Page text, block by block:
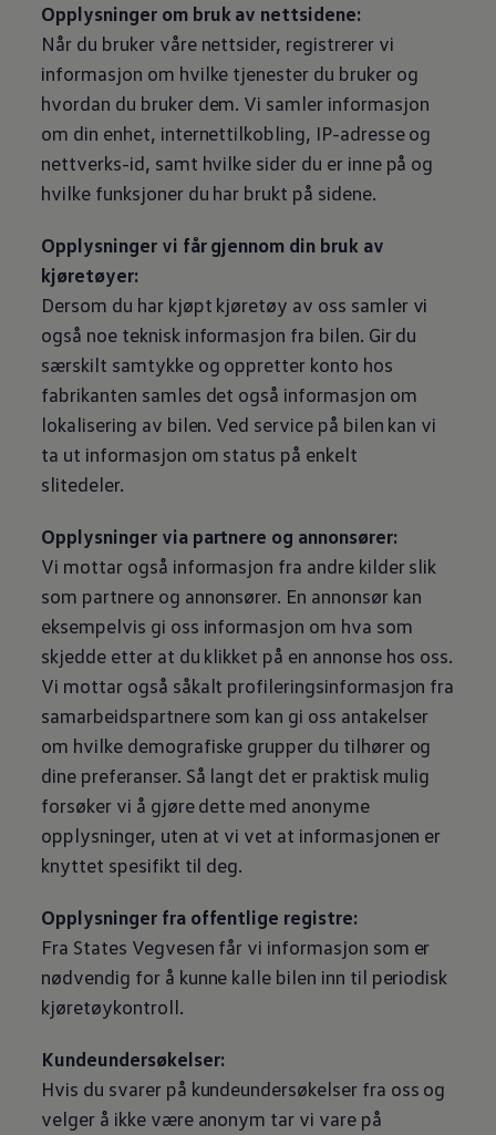
Opplysninger om bruk av nettsidene:
Når du bruker våre nettsider, registrerer vi
informasjon om hvilke tjenester du bruker og
hvordan du bruker dem. Vi samler informasjon
om din enhet, internettilkobling, IP-adresse og
nettverks-id, samt hvilke sider du er inne på og
hvilke funksjoner du har brukt på sidene.
Opplysninger vi får gjennom din bruk av
kjøretøyer:
Dersom du har kjøpt kjøretøy av oss samler vi
også noe teknisk informasjon fra bilen. Gir du
særskilt samtykke og oppretter konto hos
fabrikanten samles det også informasjon om
lokalisering av bilen. Ved service på bilen kan vi
ta ut informasjon om status på enkelt
slitedeler.
Opplysninger via partnere og annonsører:
Vi mottar også informasjon fra andre kilder slik
som partnere og annonsører. En annonsør kan
eksempelvis gi oss informasjon om hva som
skjedde etter at du klikket på en annonse hos oss.
Vi mottar også såkalt profileringsinformasjon fra
samarbeidspartnere som kan gi oss antakelser
om hvilke demografiske grupper du tilhører og
dine preferanser. Så langt det er praktisk mulig
forsøker vi å gjøre dette med anonyme
opplysninger, uten at vi vet at informasjonen er
knyttet spesifikt til deg.
Opplysninger fra offentlige registre:
Fra States Vegvesen får vi informasjon som er
nødvendig for å kunne kalle bilen inn til periodisk
kjøretøykontroll.
Kundeundersøkelser:
Hvis du svarer på kundeundersøkelser fra oss og
velger å ikke være anonym tar vi vare på